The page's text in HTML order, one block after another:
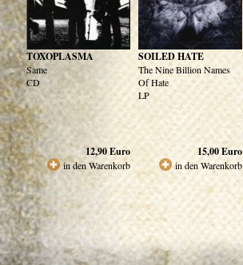
TOXOPLASMA
Same
CD
12,90Euro
in den Warenkorb
SOILED HATE
The Nine Billion Names
Of Hate
LP
15,00Euro
in den Warenkorb